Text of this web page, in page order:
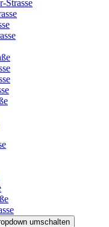
Strasse
umschalten